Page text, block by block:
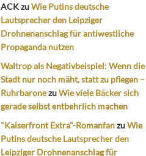
ACKzuWie Putins deutsche
Lautsprecher den Leipziger
Drohnenanschlag für antiwestliche
Propaganda nutzen
Waltrop als Negativbeispiel: Wenn die
Stadt nur noch mäht, statt zu pflegen –
RuhrbaronezuWie viele Bäcker sich
gerade selbst entbehrlich machen
"Kaiserfront Extra"-RomanfanzuWie
Putins deutsche Lautsprecher den
Leipziger Drohnenanschlag für